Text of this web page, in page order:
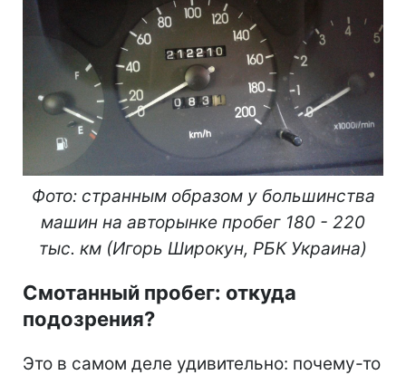
Фото: странным образом у большинства
машин на авторынке пробег 180 - 220
тыс. км (Игорь Широкун, РБК Украина)
Смотанный пробег: откуда
подозрения?
Это в самом деле удивительно: почему-то